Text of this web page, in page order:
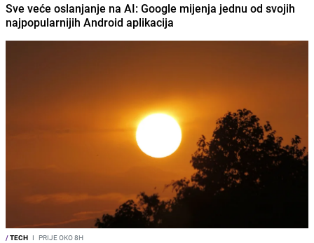
Sve veće oslanjanje na AI: Google mijenja jednu od svojih
najpopularnijih Android aplikacija
/TECH I PRIJE OKO 8H